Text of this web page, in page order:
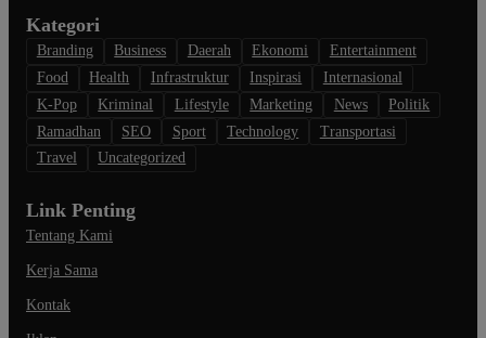
Kategori
Branding Business Daerah Ekonomi
Entertainment
Food
Health Infrastruktur Inspirasi
Internasional
K-Pop
Kriminal Lifestyle Marketing News
Politik
Ramadhan
SEO Sport Technology
Transportasi
Travel
Uncategorized
Link Penting
Tentang Kami
Kerja Sama
Kontak